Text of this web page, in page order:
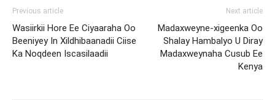
Previous article
Wasiirkii Hore Ee Ciyaaraha Oo
Beeniyey In Xildhibaanadii Ciise
Ka Noqdeen Iscasilaadii
Next article
Madaxweyne-xigeenka Oo
Shalay Hambalyo U Diray
Madaxweynaha Cusub Ee
Kenya